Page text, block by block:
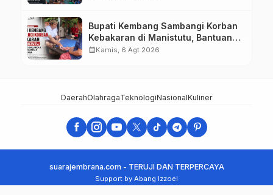
Bupati Kembang Sambangi Korban
Kebakaran di Manistutu, Bantuan
Disalurkan untuk Ringankan Beban
calendar_monthKamis, 6 Agt 2026
DaerahOlahragaTeknologiNasionalKuliner
suarajembrana.com - TERUJI DAN TERPERCAYA
Support by Abang Izzoel